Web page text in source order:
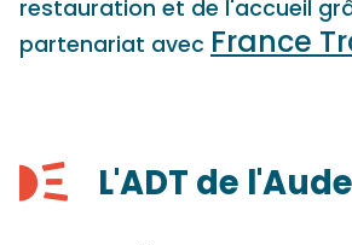
restauration et de l'accueil
partenariat avec France
L'ADT de